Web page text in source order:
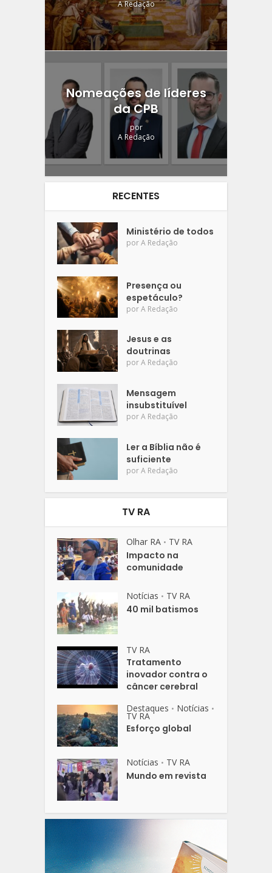
A Redação
Nomeações de líderes
da CPB
por
A Redação
RECENTES
Ministério de todos
porA Redação
Presença ou
espetáculo?
porA Redação
Jesus e as
doutrinas
porA Redação
Mensagem
insubstituível
porA Redação
Ler a Bíblia não é
suficiente
porA Redação
TV RA
Olhar RA • TV RA
Impacto na
comunidade
Notícias • TV RA
40 mil batismos
TV RA
Tratamento
inovador contra o
câncer cerebral
Destaques • Notícias •
TV RA
Esforço global
Notícias • TV RA
Mundo em revista